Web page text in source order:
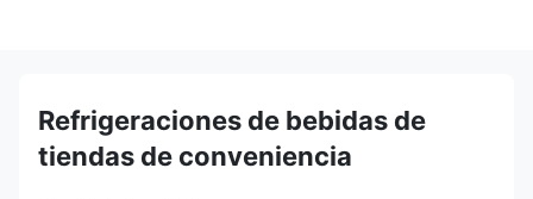
Refrigeraciones de bebidas de
tiendas de conveniencia